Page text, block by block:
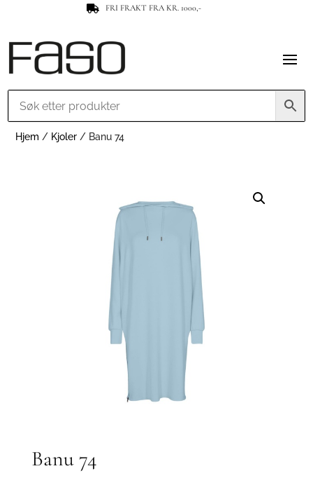
 FRI FRAKT FRA KR. 1000,-
Hjem / Kjoler / Banu 74
Banu 74